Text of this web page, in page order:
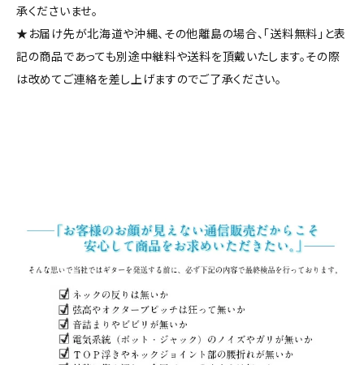
承くださいませ。
★お届け先が北海道や沖縄、その他離島の場合、「送料無料」と表
記の商品であっても別途中継料や送料を頂戴いたします。その際
は改めてご連絡を差し上げますのでご了承ください。